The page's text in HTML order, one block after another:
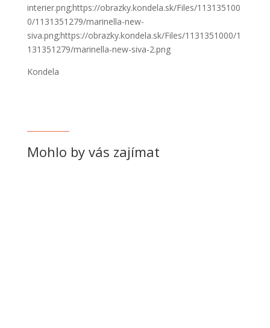
interier.png;https://obrazky.kondela.sk/Files/113135100
0/1131351279/marinella-new-
siva.png;https://obrazky.kondela.sk/Files/1131351000/1
131351279/marinella-new-siva-2.png
Kondela
Mohlo by vás zajímat